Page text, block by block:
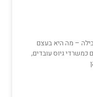
– מה היא בעצם
גיוס עובדים,